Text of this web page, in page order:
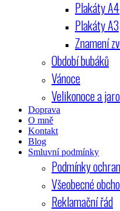
Plakáty A4
Plakáty A3
Znamení
Období bubáků
Vánoce
Velikonoce a jaro
Doprava
O mně
Kontakt
Blog
Smluvní podmínky
Podmínky
Všeobecné
Reklamační řád